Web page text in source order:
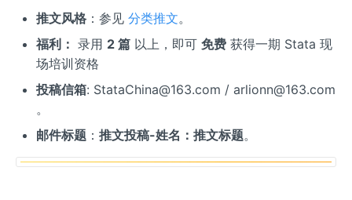
推文风格：参见 分类推文。
福利： 录用 2 篇以上，即可 免费获得一期 Stata 现
场培训资格
投稿信箱: StataChina@163.com / arlionn@163.com
。
邮件标题： 推文投稿-姓名：推文标题。